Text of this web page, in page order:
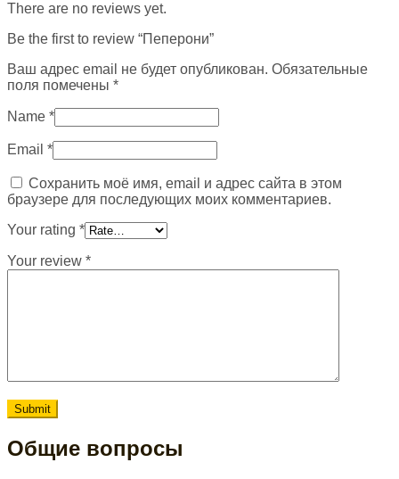
There are no reviews yet.
Be the first to review “Пеперони”
Ваш адрес email не будет опубликован. Обязательные
поля помечены *
Name *
Email *
Сохранить моё имя, email и адрес сайта в этом
браузере для последующих моих комментариев.
Your rating *
Your review *
Общие вопросы